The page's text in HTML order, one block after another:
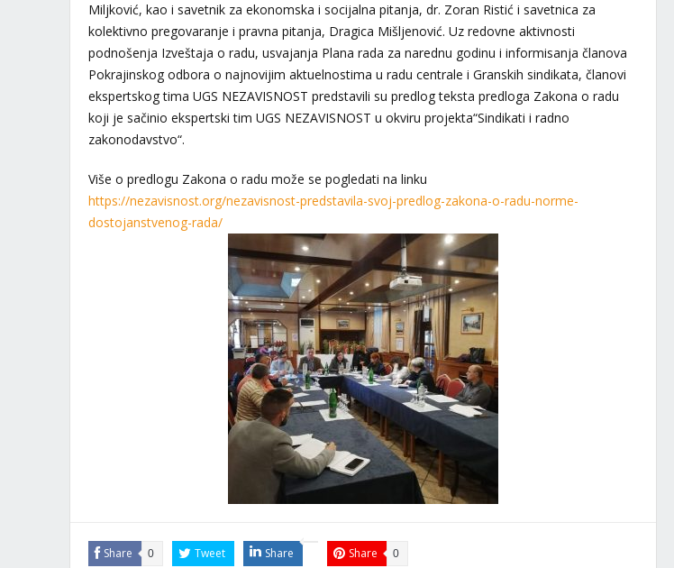
Miljković, kao i savetnik za ekonomska i socijalna pitanja, dr. Zoran Ristić i savetnica za
kolektivno pregovaranje i pravna pitanja, Dragica Mišljenović. Uz redovne aktivnosti
podnošenja Izveštaja o radu, usvajanja Plana rada za narednu godinu i informisanja članova
Pokrajinskog odbora o najnovijim aktuelnostima u radu centrale i Granskih sindikata, članovi
ekspertskog tima UGS NEZAVISNOST predstavili su predlog teksta predloga Zakona o radu
koji je sačinio ekspertski tim UGS NEZAVISNOST u okviru projekta“Sindikati i radno
zakonodavstvo“.
Više o predlogu Zakona o radu može se pogledati na linku
https://nezavisnost.org/nezavisnost-predstavila-svoj-predlog-zakona-o-radu-norme-
dostojanstvenog-rada/
Share 0 Tweet Share Share 0